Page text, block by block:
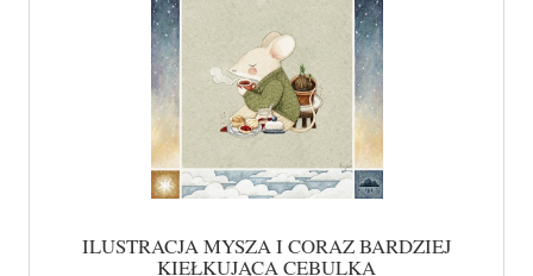
ILUSTRACJA MYSZA I CORAZ BARDZIEJ
KIEŁKUJĄCA CEBULKA